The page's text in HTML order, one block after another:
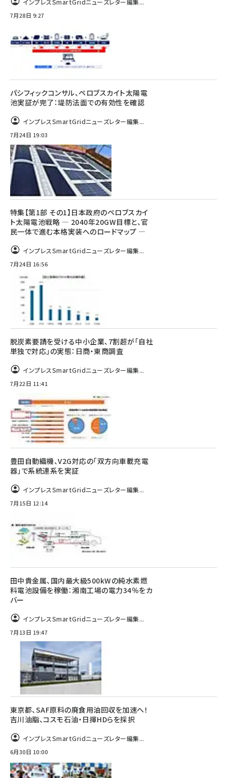
インプレスSmartGridニューズレター編集...
7月28日 9:27
パシフィックコンサル、ペロブスカイト太陽電
池実証が完了：堤防法面での有効性を確認
インプレスSmartGridニューズレター編集...
7月24日 19:03
特集【第1部 その1】日本政府のペロブスカイ
ト太陽電池戦略 ― 2040年20GW目標と、官
民一体で進む本格実装へのロードマップ ―
インプレスSmartGridニューズレター編集...
7月24日 16:56
脱炭素要請を受ける中小企業、7割超が「自社
単独で対応」の実態：日商・東商調査
インプレスSmartGridニューズレター編集...
7月22日 11:41
豊田自動織機、V2G対応の「双方向車載充電
器」で系統連系を実証
インプレスSmartGridニューズレター編集...
7月15日 12:14
田中貴金属、国内最大級500kWの純水素燃
料電池設備を稼働：湘南工場の電力34％をカ
バー
インプレスSmartGridニューズレター編集...
7月13日 19:47
東京都、SAF原料の廃食用油回収を加速へ！
吉川油脂、コスモ石油・日揮HDらを採択
インプレスSmartGridニューズレター編集...
6月30日 10:00